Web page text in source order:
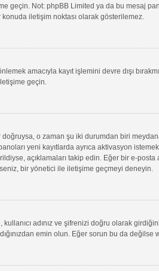
geçin. Not: phpBB Limited ya da bu mesaj
iletişim noktası olarak gösterilemez.
amacıyla kayıt işlemini devre dışı
geçin.
doğruysa, o zaman şu iki durumdan biri
yeni kayıtlarda ayrıca aktivasyon
açıklamaları takip edin. Eğer bir e-
bir yönetici ile iletişime geçmeyi deneyin.
adınız ve şifrenizi doğru olarak
emin olun. Eğer sorun bu da